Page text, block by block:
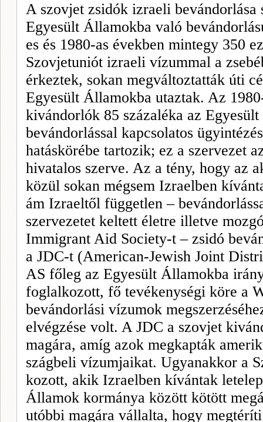
A szovjet zsidók izraeli bevándorlása
Egyesült Államokba való
es és 1980-as években mintegy 350
Szovjetuniót izraeli vízummal a
érkeztek, sokan megváltoz­tatták úti
Egyesült Államokba utaz­tak. Az
kivándorlók 85 százaléka az
bevándorlással kapcsolatos
hatáskörébe tartozik; ez a szerve­zet
hivatalos szerve. Az a tény, hogy az
közül sokan mégsem Izraelben
ám Izraeltől független –
szervezetet keltett életre illetve
Immigrant Aid Society-t – zsidó
a JDC-t (American-Jewish Joint
AS főleg az Egyesült Államokba
foglalkozott, fő tevé­kenységi köre a
bevándorlási vízumok
elvégzése volt. A JDC a szovjet
magára, amíg azok megkap­ták
szágbeli vízumjaikat. Ugyanak­kor a
kozott, akik Izraelben kívántak
Államok kormánya között kötött
utóbbi magára vállalta, hogy